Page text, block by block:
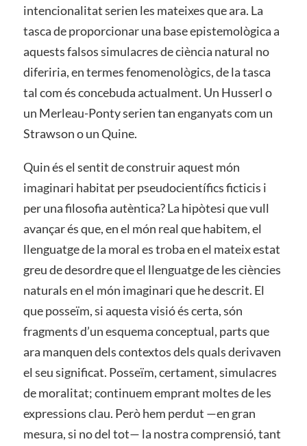
intencionalitat serien les mateixes que ara. La
tasca de proporcionar una base epistemològica a
aquests falsos simulacres de ciència natural no
diferiria, en termes fenomenològics, de la tasca
tal com és concebuda actualment. Un Husserl o
un Merleau-Ponty serien tan enganyats com un
Strawson o un Quine.
Quin és el sentit de construir aquest món
imaginari habitat per pseudocientífics ficticis i
per una filosofia autèntica? La hipòtesi que vull
avançar és que, en el món real que habitem, el
llenguatge de la moral es troba en el mateix estat
greu de desordre que el llenguatge de les ciències
naturals en el món imaginari que he descrit. El
que posseïm, si aquesta visió és certa, són
fragments d’un esquema conceptual, parts que
ara manquen dels contextos dels quals derivaven
el seu significat. Posseïm, certament, simulacres
de moralitat; continuem emprant moltes de les
expressions clau. Però hem perdut —en gran
mesura, si no del tot— la nostra comprensió, tant